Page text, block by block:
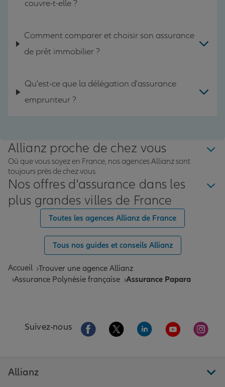
couvre-t-elle ?
Comment comparer et choisir son assurance
de prêt immobilier ?
Qu'est-ce que la délégation d'assurance
emprunteur ?
Allianz proche de chez vous
Où que vous soyez en France, nos agences Allianz sont
toujours près de chez vous.
Nos offres d'assurance dans les
plus grandes villes de France
Toutes les agences Allianz de France
Tous nos guides et conseils Allianz
Accueil Trouver une agence Allianz
Assurance Polynésie française Assurance Papara
Suivez-nous Aller sur la page Facebook de Allianz
Aller sur la page Twitter de
Aller sur la page
Aller sur la
Aller
Allianz